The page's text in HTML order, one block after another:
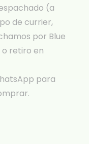
(a
de currier,
por Blue
o retiro en
para